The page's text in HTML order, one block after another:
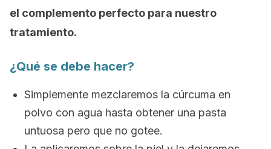
el complemento perfecto para nuestro
tratamiento.
¿Qué se debe hacer?
Simplemente mezclaremos la cúrcuma en
polvo con agua hasta obtener una pasta
untuosa pero que no gotee.